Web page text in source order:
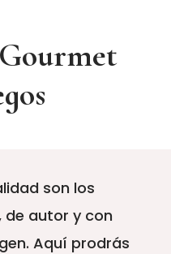
son los
autor y con
Aquí prodrás